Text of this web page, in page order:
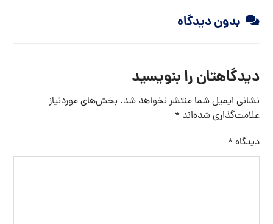
بدون دیدگاه
دیدگاهتان را بنویسید
نشانی ایمیل شما منتشر نخواهد شد. بخش‌های موردنیاز
علامت‌گذاری شده‌اند *
دیدگاه *